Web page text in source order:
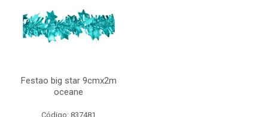
Festao big star 9cmx2m
oceane
Código: 837481